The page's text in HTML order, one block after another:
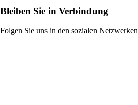
Bleiben Sie in Verbindung
Folgen Sie uns in den sozialen Netzwerken